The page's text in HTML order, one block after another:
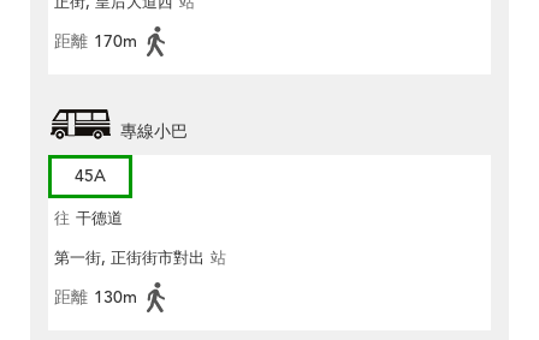
距離 170m
專線小巴
45A
往 干德道
第一街, 正街街市對出 站
距離 130m